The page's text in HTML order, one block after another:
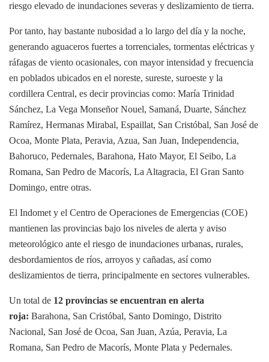
riesgo elevado de inundaciones severas y deslizamiento de tierra.
Por tanto, hay bastante nubosidad a lo largo del día y la noche,
generando aguaceros fuertes a torrenciales, tormentas eléctricas y
ráfagas de viento ocasionales, con mayor intensidad y frecuencia
en poblados ubicados en el noreste, sureste, suroeste y la
cordillera Central, es decir provincias como: María Trinidad
Sánchez, La Vega Monseñor Nouel, Samaná, Duarte, Sánchez
Ramírez, Hermanas Mirabal, Espaillat, San Cristóbal, San José de
Ocoa, Monte Plata, Peravia, Azua, San Juan, Independencia,
Bahoruco, Pedernales, Barahona, Hato Mayor, El Seibo, La
Romana, San Pedro de Macorís, La Altagracia, El Gran Santo
Domingo, entre otras.
El Indomet y el Centro de Operaciones de Emergencias (COE)
mantienen las provincias bajo los niveles de alerta y aviso
meteorológico ante el riesgo de inundaciones urbanas, rurales,
desbordamientos de ríos, arroyos y cañadas, así como
deslizamientos de tierra, principalmente en sectores vulnerables.
Un total de 12 provincias se encuentran en alerta
roja: Barahona, San Cristóbal, Santo Domingo, Distrito
Nacional, San José de Ocoa, San Juan, Azúa, Peravia, La
Romana, San Pedro de Macorís, Monte Plata y Pedernales.